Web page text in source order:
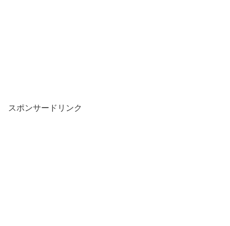
スポンサードリンク